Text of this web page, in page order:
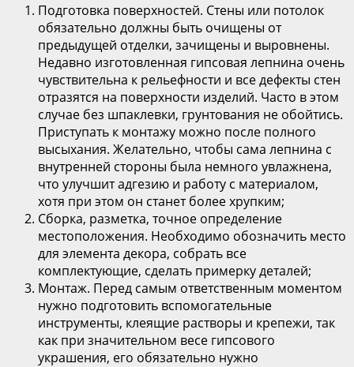
Подготовка поверхностей. Стены или потолок
обязательно должны быть очищены от
предыдущей отделки, зачищены и выровнены.
Недавно изготовленная гипсовая лепнина очень
чувствительна к рельефности и все дефекты стен
отразятся на поверхности изделий. Часто в этом
случае без шпаклевки, грунтования не обойтись.
Приступать к монтажу можно после полного
высыхания. Желательно, чтобы сама лепнина с
внутренней стороны была немного увлажнена,
что улучшит адгезию и работу с материалом,
хотя при этом он станет более хрупким;
Сборка, разметка, точное определение
местоположения. Необходимо обозначить место
для элемента декора, собрать все
комплектующие, сделать примерку деталей;
Монтаж. Перед самым ответственным моментом
нужно подготовить вспомогательные
инструменты, клеящие растворы и крепежи, так
как при значительном весе гипсового
украшения, его обязательно нужно